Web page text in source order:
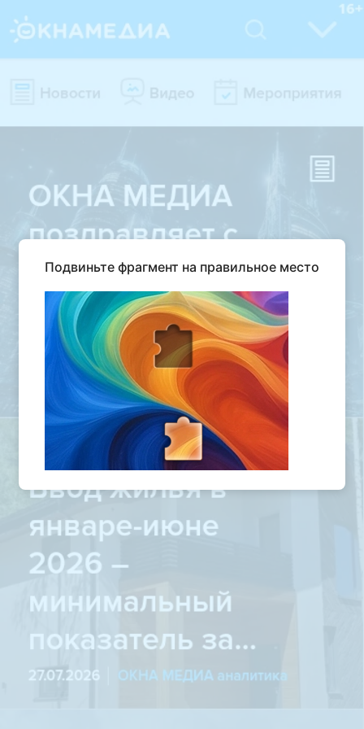
Подвиньте фрагмент на правильное место